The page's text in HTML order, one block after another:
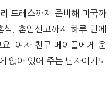
드레스까지 준비해 미국까
, 혼인신고까지 하루 만에
. 여자 친구 메이플에게 운
앉아 있어 주는 남자이기도